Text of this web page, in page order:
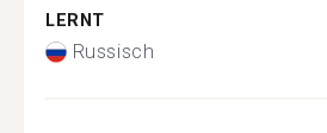
LERNT
Russisch